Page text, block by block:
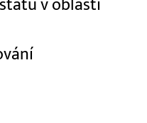
v oblasti